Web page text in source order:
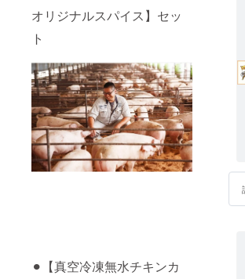
オリジナルスパイス】セッ
ト
⚫︎【真空冷凍無水チキンカ